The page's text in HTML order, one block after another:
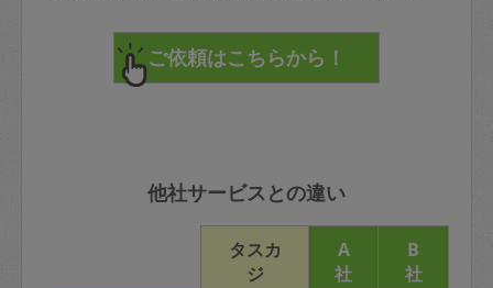
他社サービスとの違い
タスカ
ジ
A
社
B
社